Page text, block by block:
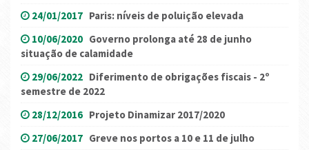
24/01/2017 Paris: níveis de poluição elevada
10/06/2020 Governo prolonga até 28 de junho
situação de calamidade
29/06/2022 Diferimento de obrigações fiscais - 2º
semestre de 2022
28/12/2016 Projeto Dinamizar 2017/2020
27/06/2017 Greve nos portos a 10 e 11 de julho